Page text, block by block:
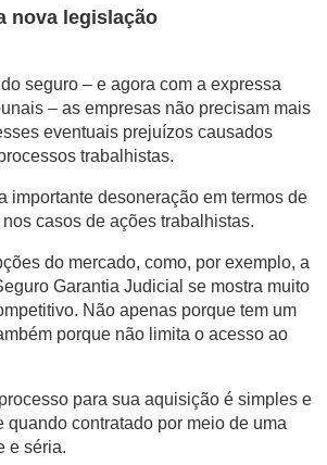
nova legislação
seguro – e agora com a expressa
– as empresas não precisam mais
eventuais prejuízos causados
trabalhistas.
importante desoneração em termos de
casos de ações trabalhistas.
do mercado, como, por exemplo, a
Garantia Judicial se mostra muito
Não apenas porque tem um
porque não limita o acesso ao
para sua aquisição é simples e
quando contratado por meio de uma
e séria.